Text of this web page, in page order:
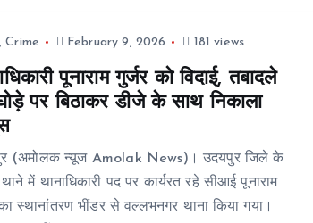
Crime February 9, 2026 181 views
पूनाराम गुर्जर को विदाई, तबादले
पर बिठाकर डीजे के साथ निकाला
(अमोलक न्यूज Amolak News)। उदयपुर जिले के
में थानाधिकारी पद पर कार्यरत रहे सीआई पूनाराम
स्थानांतरण भींडर से वल्लभनगर थाना किया गया।